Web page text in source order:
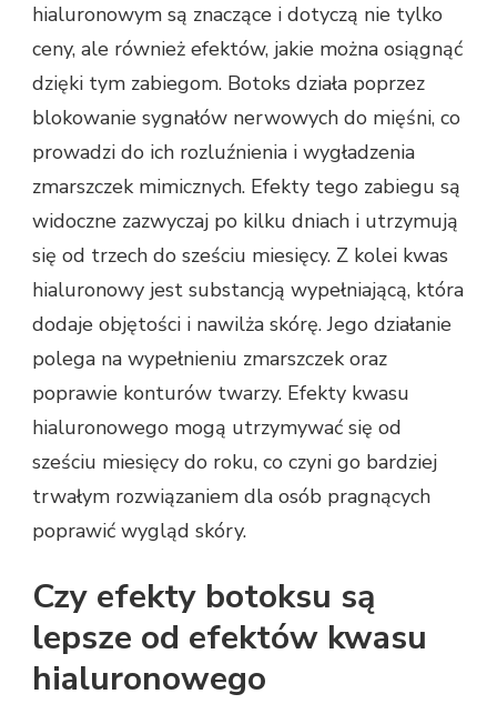
hialuronowym są znaczące i dotyczą nie tylko
ceny, ale również efektów, jakie można osiągnąć
dzięki tym zabiegom. Botoks działa poprzez
blokowanie sygnałów nerwowych do mięśni, co
prowadzi do ich rozluźnienia i wygładzenia
zmarszczek mimicznych. Efekty tego zabiegu są
widoczne zazwyczaj po kilku dniach i utrzymują
się od trzech do sześciu miesięcy. Z kolei kwas
hialuronowy jest substancją wypełniającą, która
dodaje objętości i nawilża skórę. Jego działanie
polega na wypełnieniu zmarszczek oraz
poprawie konturów twarzy. Efekty kwasu
hialuronowego mogą utrzymywać się od
sześciu miesięcy do roku, co czyni go bardziej
trwałym rozwiązaniem dla osób pragnących
poprawić wygląd skóry.
Czy efekty botoksu są
lepsze od efektów kwasu
hialuronowego